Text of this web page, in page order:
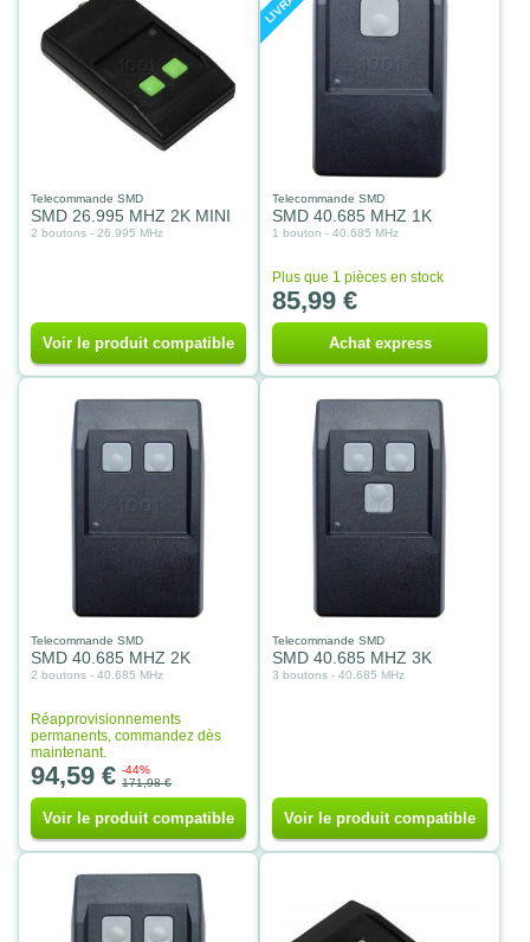
Telecommande SMD
SMD 26.995 MHZ 2K MINI
2 boutons - 26.995 MHz
Voir le produit compatible
Telecommande SMD
SMD 40.685 MHZ 1K
1 bouton - 40.685 MHz
Plus que 1 pièces en stock
85,99 €
Achat express
Telecommande SMD
SMD 40.685 MHZ 2K
2 boutons - 40.685 MHz
Réapprovisionnements
permanents, commandez dès
maintenant.
94,59 € -44%
171,98 €
Voir le produit compatible
Telecommande SMD
SMD 40.685 MHZ 3K
3 boutons - 40.685 MHz
Voir le produit compatible